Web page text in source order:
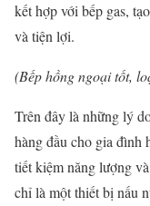
kết hợp với bếp gas,
và tiện lợi.
(Bếp hồng ngoại tốt,
Trên đây là những lý
hàng đầu cho gia đình
tiết kiệm năng lượng
chỉ là một thiết bị nấu